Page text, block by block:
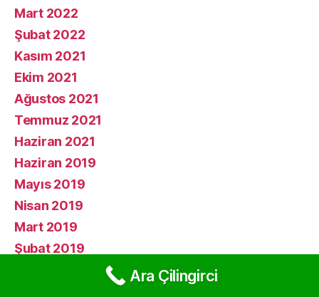
Mart 2022
Şubat 2022
Kasım 2021
Ekim 2021
Ağustos 2021
Temmuz 2021
Haziran 2021
Haziran 2019
Mayıs 2019
Nisan 2019
Mart 2019
Şubat 2019
Ara Çilingirci